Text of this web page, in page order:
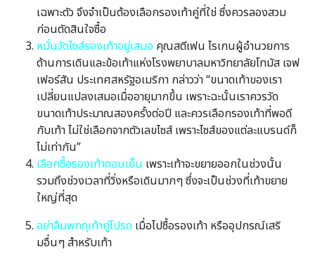
เฉพาะตัว จึงจําเป็นต้องเลือกรองเท้าคู่ที่ใช่ ซึ่งควรลองสวม
ก่อนตัดสินใจซื้อ
หมั่นวัดไซส์รองเท้าอยู่เสมอ คุณสตีเฟน ไรเกนผู้อํานวยการ
ด้านการเดินและข้อเท้าแห่งโรงพยาบาลมหาวิทยาลัยโทมัส เจฟ
เฟอร์สัน ประเทศสหรัฐอเมริกา กล่าวว่า “ขนาดเท้าของเรา
เปลี่ยนแปลงเสมอเมื่ออายุมากขึ้น เพราะฉะนั้นเราควรวัด
ขนาดเท้าประมาณสองครั้งต่อปี และควรเลือกรองเท้าที่พอดี
กับเท้า ไม่ใช่เลือกจากตัวเลขไซส์ เพราะไซส์ของแต่ละแบรนด์ก็
ไม่เท่ากัน”
เลือกซื้อรองเท้าตอนเย็น เพราะเท้าจะขยายออกในช่วงนั้น
รวมถึงช่วงเวลาที่วิ่งหรือเดินมากๆ ซึ่งจะเป็นช่วงที่เท้าขยาย
ใหญ่ที่สุด
อย่าลืมพกถุเท้าคู่โปรด เมื่อไปซื้อรองเท้า หรืออุปกรณ์เสริ
มอื่นๆ สําหรับเท้า